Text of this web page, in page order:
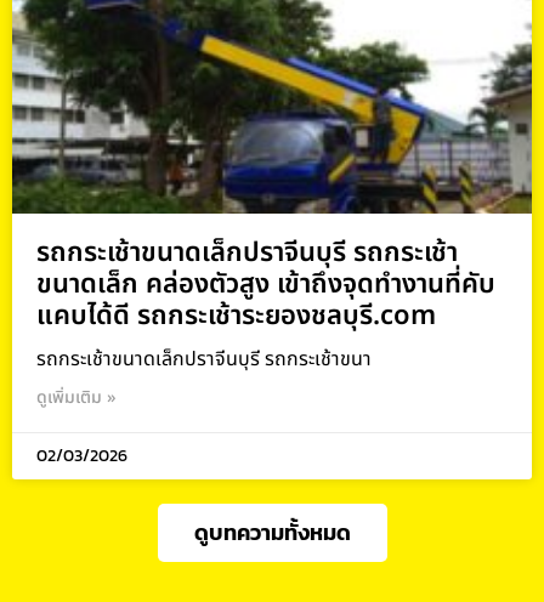
รถกระเช้าขนาดเล็กปราจีนบุรี รถกระเช้า
ขนาดเล็ก คล่องตัวสูง เข้าถึงจุดทำงานที่คับ
แคบได้ดี รถกระเช้าระยองชลบุรี.com
รถกระเช้าขนาดเล็กปราจีนบุรี รถกระเช้าขนา
ดูเพิ่มเติม »
02/03/2026
ดูบทความทั้งหมด